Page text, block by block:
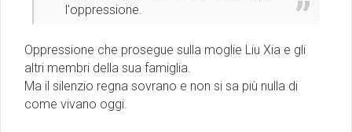
l'oppressione.
Oppressione che prosegue sulla moglie Liu Xia e gli
altri membri della sua famiglia.
Ma il silenzio regna sovrano e non si sa più nulla di
come vivano oggi.